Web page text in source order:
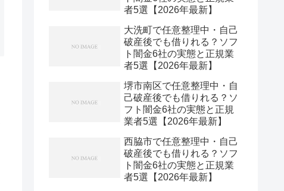
者5選【2026年最新】
大洗町で任意整理中・自己
破産後でも借りれる？ソフ
ト闇金6社の実態と正規業
者5選【2026年最新】
堺市南区で任意整理中・自
己破産後でも借りれる？ソ
フト闇金6社の実態と正規
業者5選【2026年最新】
西脇市で任意整理中・自己
破産後でも借りれる？ソフ
ト闇金6社の実態と正規業
者5選【2026年最新】